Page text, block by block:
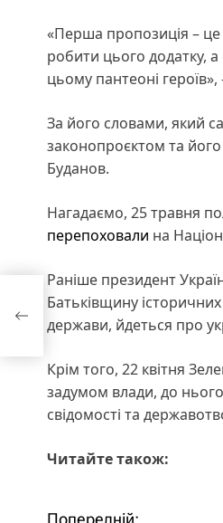
«Перша пропозиція – це
робити цього додатку,
цьому пантеоні
За його словами, який
законопроєктом та його
Буданов.
Нагадаємо, 25 травня
перепоховали на
Раніше президент
Батьківщину
держави, йдеться про
Крім того, 22 квітня
задумом влади, до нього
свідомості та
Читайте також:
Попередній: